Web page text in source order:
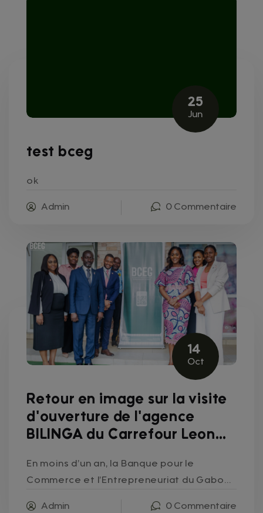
25
Jun
test bceg
ok
Admin 0 Commentaire
14
Oct
Retour en image sur la visite
d'ouverture de l'agence
BILINGA du Carrefour Leon
En moins d’un an, la Banque pour le
Commerce et l’Entrepreneuriat du Gabon
Admin 0 Commentaire